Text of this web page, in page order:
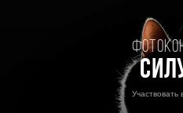
Участвовать